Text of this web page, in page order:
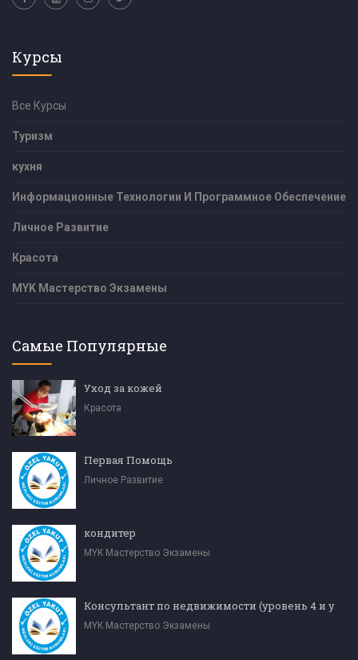
Курсы
Все Курсы
Туризм
кухня
Информационные Технологии И Программное Обеспечение
Личное Развитие
Красота
MYK Мастерство Экзамены
Самые Популярные
Уход за кожей
Красота
Первая Помощь
Личное Развитие
кондитер
MYK Мастерство Экзамены
MYK Мастерство Экзамены